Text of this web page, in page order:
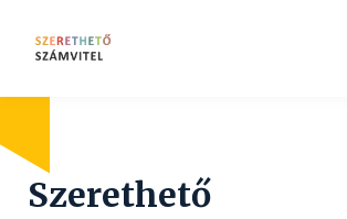
Társadalmi
Szerethető